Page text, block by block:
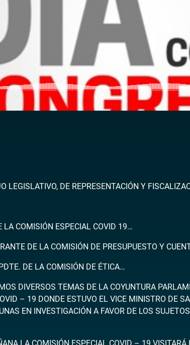
LEGISLATIVO, DE REPRESENTACIÓN Y
LA COMISIÓN ESPECIAL COVID 19…
DE LA COMISIÓN DE PRESUPUESTO Y
DE LA COMISIÓN DE ÉTICA…
DIVERSOS TEMAS DE LA COYUNTURA
– 19 DONDE ESTUVO EL VICE MINISTRO DE
EN INVESTIGACIÓN A FAVOR DE LOS